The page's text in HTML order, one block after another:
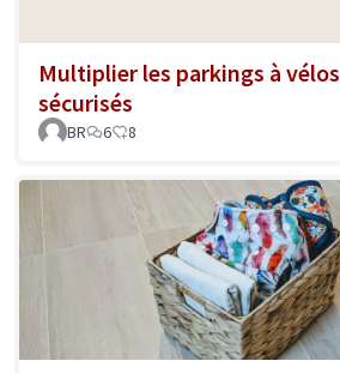
Multiplier les parkings à vélos
sécurisés
BR 6 8